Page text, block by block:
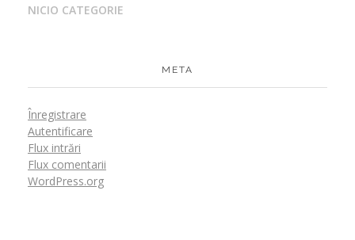
NICIO CATEGORIE
META
Înregistrare
Autentificare
Flux intrări
Flux comentarii
WordPress.org